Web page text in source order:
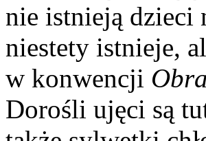
nie istnieją dzieci
niestety istnieje,
w konwencji
Dorośli ujęci są